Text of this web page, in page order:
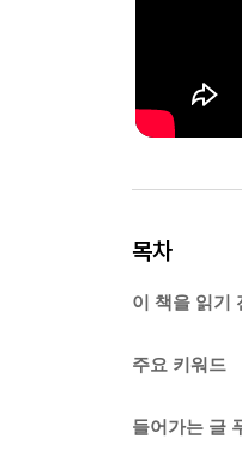
목차
이 책을 읽기
주요 키워드
들어가는 글